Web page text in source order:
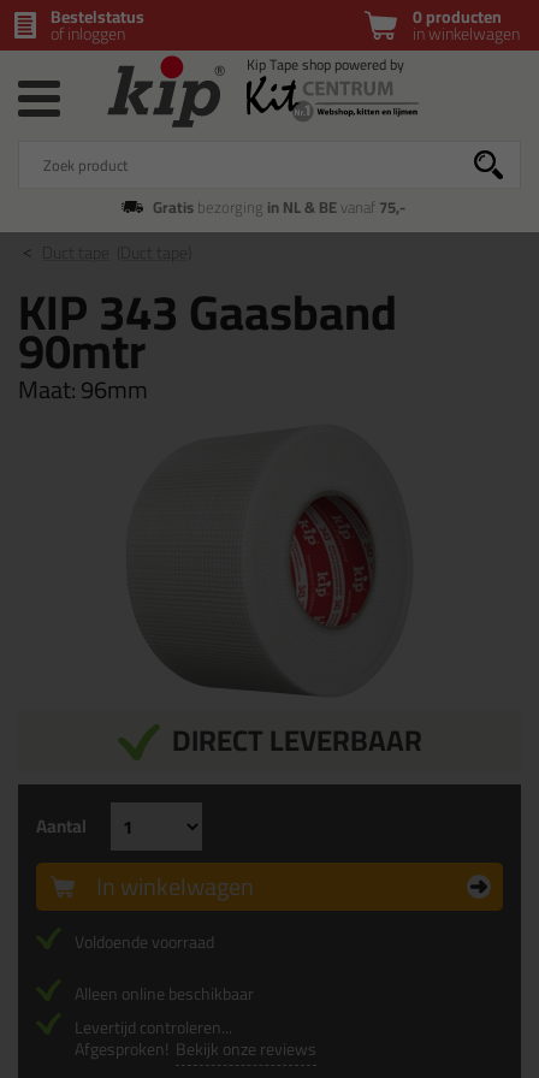
0 producten
in winkelwagen
Bestelstatus
of inloggen
Gratisbezorging in NL & BEvanaf75,-
KIP 343 Gaasband
90mtr
Maat:96mm
DIRECT LEVERBAAR
Aantal
In winkelwagen
Voldoende voorraad
Alleen online beschikbaar
Levertijd controleren...
Afgesproken! Bekijk onze reviews